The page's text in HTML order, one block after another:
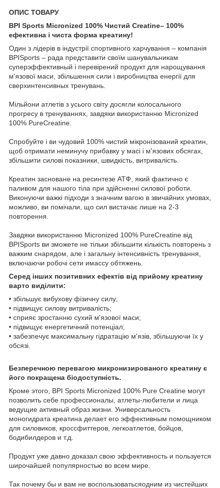
ОПИС ТОВАРУ
BPI Sports Micronized 100% Чистий Creatine– 100%
ефективна і чиста форма креатину!
Один з лідерів в індустрії спортивного харчування – компанія
BPISports – рада представити своїм шанувальникам
суперэффективный і перевірений продукт для нарощування
м'язової маси, збільшення сили і виробництва енергії для
сверхинтенсивных тренувань.
Мільйони атлетів з усього світу досягли колосального
прогресу в тренуваннях, завдяки використанню Micronized
100% PureCreatine.
Спробуйте і ви чудовий 100% чистий мікронізований креатин,
щоб отримати неминучу прибавку у масі і м'язових обсягах,
збільшити силові показники, швидкість, витривалість.
Креатин засноване на ресинтезе АТФ, який фактично є
паливом для нашого тіла при здійсненні силової роботи.
Виконуючи важкі підходи з значним вагою в звичайних умовах,
можливо, ви помічали, що сил вистачає лише на 2-3
повторення.
Завдяки використанню Micronized 100% PureCreatine від
BPISports ви зможете не тільки збільшити кількість повторень з
важким снарядом, але і загальну інтенсивність тренування,
включаючи робочі сети имассу обтяжень.
Серед інших позитивних ефектів від прийому креатину
варто виділити:
• збільшує вибухову фізичну силу;
• підвищує силову витривалість;
• сприяє зростанню сухий м'язової маси;
• підвищує енергетичний потенціал;
• забезпечує максимальну гідратацію м'язів, збільшуючи їх у
обсязі.
Безперечною перевагою микронизированого креатину є
його покращена біодоступність.
Кроме этого, BPI Sports Micronized 100% Pure Creatine могут
позволить себе профессионалы, атлеты-любители и лица
ведущие активный образ жизни. Универсальность
моногидрата креатина делает его эффективным помощником
для силовиков, кроссфиттеров, легкоатлетов, бойцов,
бодибилдеров и т.д.
Продукт уже давно доказал свою эффективность и пользуется
широчайшей популярностью во всем мире.
Так почему бы и вам не воспользоватьсяодним из чистейших